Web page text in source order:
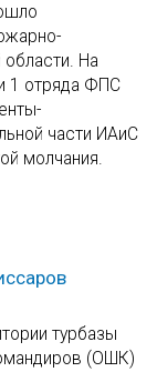
области. На
1 отряда ФПС
части ИАиС
молчания.
турбазы
(ОШК)